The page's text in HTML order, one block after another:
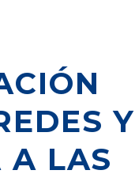
Y
A LAS